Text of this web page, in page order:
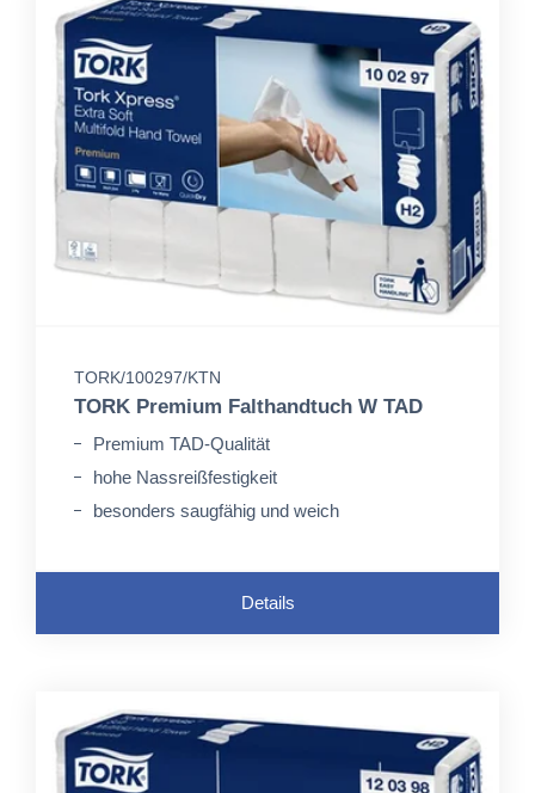
TORK/100297/KTN
TORK Premium Falthandtuch W TAD
Premium TAD-Qualität
hohe Nassreißfestigkeit
besonders saugfähig und weich
Details